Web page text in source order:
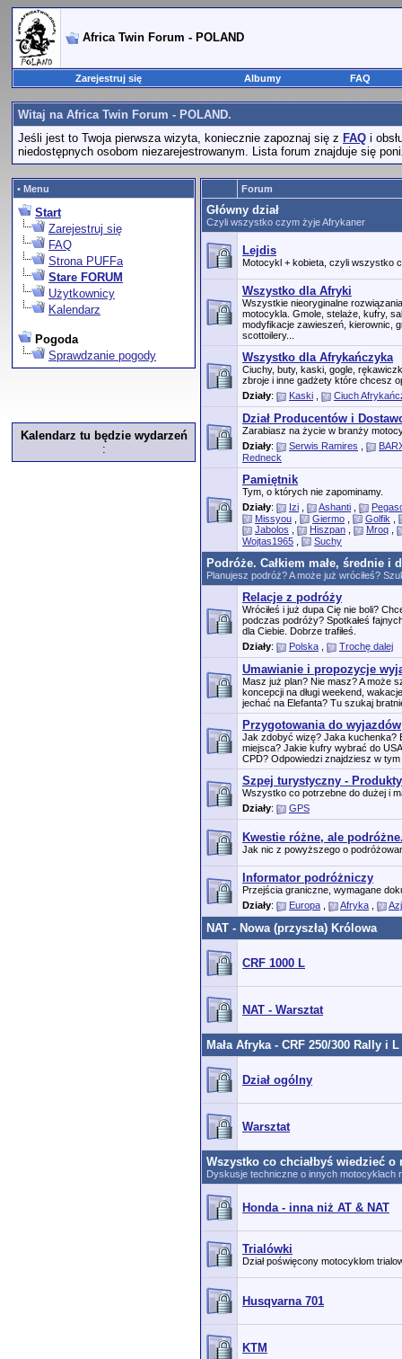
Africa Twin Forum - POLAND
Zarejestruj się Albumy FAQ
Witaj na Africa Twin Forum - POLAND.
Jeśli jest to Twoja pierwsza wizyta, koniecznie zapoznaj się z FAQ i
niedostępnych osobom niezarejestrowanym. Lista forum znajduje się
• Menu
Start
Zarejestruj się
FAQ
Strona PUFFa
Stare FORUM
Użytkownicy
Kalendarz
Pogoda
Sprawdzanie pogody
Kalendarz tu będzie wydarzeń
:
Forum
Główny dział
Czyli wszystko czym żyje Afrykaner
Lejdis
Motocykl + kobieta, czyli wszystko
Wszystko dla Afryki
Wszystkie nieoryginalne
motocykla. Gmole, stelaże, kufry,
modyfikacje zawieszeń, kierownic,
scottoilery...
Wszystko dla Afrykańczyka
Ciuchy, buty, kaski, gogle,
zbroje i inne gadżety które chcesz
Działy: Kaski Ciuch
Dział Producentów i
Zarabiasz na życie w branży
Działy: Serwis Ramires
Redneck
Pamiętnik
Tym, o których nie zapominamy.
Działy: Izi Ashanti
Missyou
Giermo Golfik
Jabolos
Hiszpan Mroq
Wojtas1965
Suchy
Podróże. Całkiem małe, średnie i
Planujesz podróż? A może już wróciłeś?
Relacje z podróży
Wróciłeś i już dupa Cię nie boli?
podczas podróży? Spotkałeś
dla Ciebie. Dobrze trafiłeś.
Działy: Polska Trochę dalej
Umawianie i propozycje
Masz już plan? Nie masz? A może
koncepcji na długi weekend,
jechać na Elefanta? Tu szukaj
Przygotowania do wyjazdów
Jak zdobyć wizę? Jaka kuchenka?
miejsca? Jakie kufry wybrać do
CPD? Odpowiedzi znajdziesz w tym
Szpej turystyczny -
Wszystko co potrzebne do dużej i
Działy: GPS
Kwestie różne, ale
Jak nic z powyższego o
Informator podróżniczy
Przejścia graniczne, wymagane
Działy: Europa Afryka
NAT - Nowa (przyszła) Królowa
CRF 1000 L
NAT - Warsztat
Mała Afryka - CRF 250/300 Rally i L
Dział ogólny
Warsztat
Wszystko co chciałbyś wiedzieć
Dyskusje techniczne o innych motocyklach
Honda - inna niż AT & NAT
Trialówki
Dział poświęcony motocyklom
Husqvarna 701
KTM